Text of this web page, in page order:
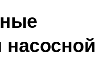
насосной